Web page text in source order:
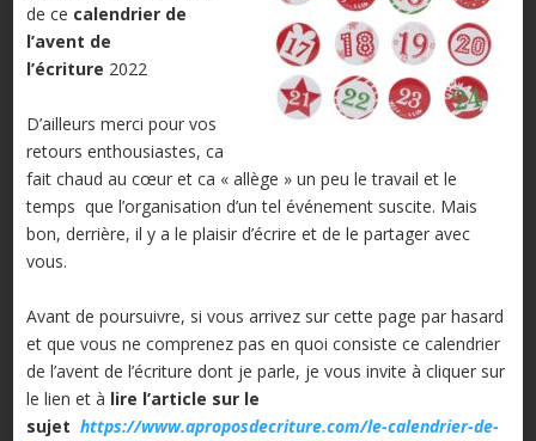
de ce calendrier de
l’avent de
l’écriture 2022
D’ailleurs merci pour vos
retours enthousiastes, ca
fait chaud au cœur et ca « allège » un peu le travail et le
temps que l’organisation d’un tel événement suscite. Mais
bon, derrière, il y a le plaisir d’écrire et de le partager avec
vous.
Avant de poursuivre, si vous arrivez sur cette page par hasard
et que vous ne comprenez pas en quoi consiste ce calendrier
de l’avent de l’écriture dont je parle, je vous invite à cliquer sur
le lien et à lire l’article sur le
sujet https://www.aproposdecriture.com/le-calendrier-de-